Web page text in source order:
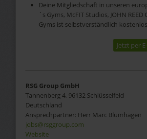
Deine Mitgliedschaft in unseren
´s Gyms, McFIT Studios, JOHN
Gyms ist selbstverständlich kostenlos
Jetzt per
RSG Group GmbH
Tannenberg 4, 96132 Schlüsselfeld
Deutschland
Ansprechpartner: Herr Marc Blumhagen
jobs@rsggroup.com
Website